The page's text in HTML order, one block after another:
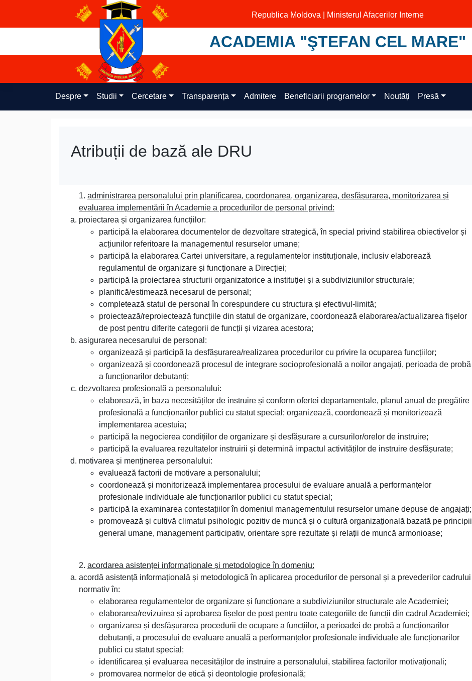
content
Republica Moldova | Ministerul Afacerilor Interne
ACADEMIA "ŞTEFAN CEL MARE"
Despre Studii Cercetare Transparența Admitere Beneficiarii programelor Noutăți Presă
Atribuții de bază ale DRU
1. administrarea personalului prin planificarea, coordonarea, organizarea, desfășurarea, monitorizarea și
evaluarea implementării în Academie a procedurilor de personal privind:
proiectarea și organizarea funcțiilor:
participă la elaborarea documentelor de dezvoltare strategică, în special privind stabilirea obiectivelor și
acțiunilor referitoare la managementul resurselor umane;
participă la elaborarea Cartei universitare, a regulamentelor instituționale, inclusiv elaborează
regulamentul de organizare și funcționare a Direcției;
participă la proiectarea structurii organizatorice a instituției și a subdiviziunilor structurale;
planifică/estimează necesarul de personal;
completează statul de personal în corespundere cu structura și efectivul-limită;
proiectează/reproiectează funcțiile din statul de organizare, coordonează elaborarea/actualizarea fișelor
de post pentru diferite categorii de funcții și vizarea acestora;
asigurarea necesarului de personal:
organizează și participă la desfășurarea/realizarea procedurilor cu privire la ocuparea funcțiilor;
organizează și coordonează procesul de integrare socioprofesională a noilor angajați, perioada de probă
a funcționarilor debutanți;
dezvoltarea profesională a personalului:
elaborează, în baza necesităților de instruire și conform ofertei departamentale, planul anual de pregătire
profesională a funcționarilor publici cu statut special; organizează, coordonează și monitorizează
implementarea acestuia;
participă la negocierea condițiilor de organizare și desfășurare a cursurilor/orelor de instruire;
participă la evaluarea rezultatelor instruirii și determină impactul activităților de instruire desfășurate;
motivarea și menținerea personalului:
evaluează factorii de motivare a personalului;
coordonează și monitorizează implementarea procesului de evaluare anuală a performanțelor
profesionale individuale ale funcționarilor publici cu statut special;
participă la examinarea contestațiilor în domeniul managementului resurselor umane depuse de angajați;
promovează și cultivă climatul psihologic pozitiv de muncă și o cultură organizațională bazată pe principii
general umane, management participativ, orientare spre rezultate și relații de muncă armonioase;
2. acordarea asistenței informaționale și metodologice în domeniu:
acordă asistență informațională și metodologică în aplicarea procedurilor de personal și a prevederilor cadrului
normativ în:
elaborarea regulamentelor de organizare și funcționare a subdiviziunilor structurale ale Academiei;
elaborarea/revizuirea și aprobarea fișelor de post pentru toate categoriile de funcții din cadrul Academiei;
organizarea și desfășurarea procedurii de ocupare a funcțiilor, a perioadei de probă a funcționarilor
debutanți, a procesului de evaluare anuală a performanțelor profesionale individuale ale funcționarilor
publici cu statut special;
identificarea și evaluarea necesităților de instruire a personalului, stabilirea factorilor motivaționali;
promovarea normelor de etică și deontologie profesională;